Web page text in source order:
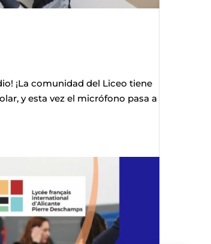
¡La comunidad del Liceo tiene
y esta vez el micrófono pasa a